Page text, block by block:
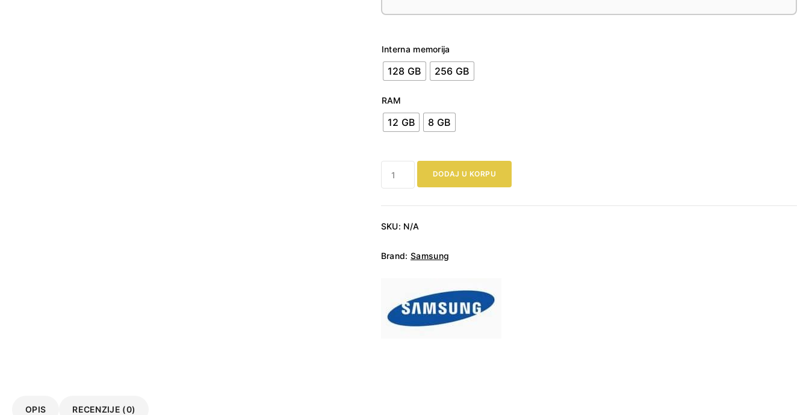
Interna memorija
128 GB 256 GB
RAM
12 GB 8 GB
Galaxy
DODAJ U KORPU
SKU: N/A
Brand: Samsung
OPIS RECENZIJE (0)